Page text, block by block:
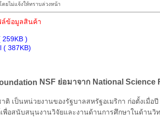
ยไม่แจ้งให้ทราบล่วงหน้า
ล์ข้อมูลสินค้า
259KB )
( 387KB)
NSF ย่อมาจาก National Science
เป็นหน่วยงานของรัฐบาลสหรัฐอเมริกา ก่อตั้งเมื่อ
เพื่อสนับสนุนงานวิจัยและงานด้านการศึกษาในด้าน